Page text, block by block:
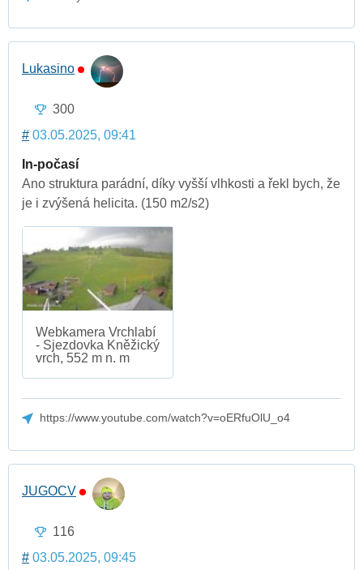
Lukasino
300
# 03.05.2025, 09:41
In-počasí
Ano struktura parádní, díky vyšší vlhkosti a řekl bych, že
je i zvýšená helicita. (150 m2/s2)
Webkamera Vrchlabí
- Sjezdovka Kněžický
vrch, 552 m n. m
https://www.youtube.com/watch?v=oERfuOlU_o4
JUGOCV
116
# 03.05.2025, 09:45